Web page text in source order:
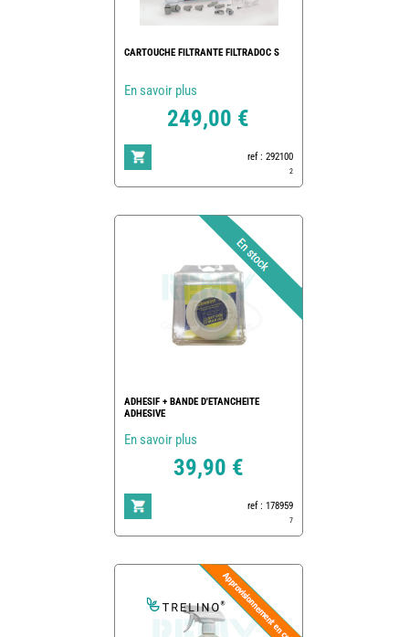
CARTOUCHE FILTRANTE FILTRADOC S
En savoir plus
249,00 €
ref : 292100
2
ADHESIF + BANDE D'ETANCHEITE
ADHESIVE
En savoir plus
39,90 €
ref : 178959
7